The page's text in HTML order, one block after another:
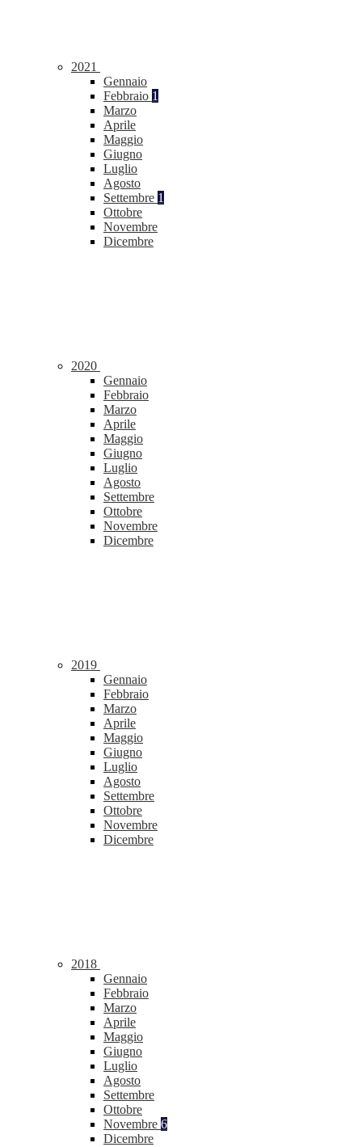
2021
Gennaio
Febbraio 1
Marzo
Aprile
Maggio
Giugno
Luglio
Agosto
Settembre 1
Ottobre
Novembre
Dicembre
2020
Gennaio
Febbraio
Marzo
Aprile
Maggio
Giugno
Luglio
Agosto
Settembre
Ottobre
Novembre
Dicembre
2019
Gennaio
Febbraio
Marzo
Aprile
Maggio
Giugno
Luglio
Agosto
Settembre
Ottobre
Novembre
Dicembre
2018
Gennaio
Febbraio
Marzo
Aprile
Maggio
Giugno
Luglio
Agosto
Settembre
Ottobre
Novembre 6
Dicembre